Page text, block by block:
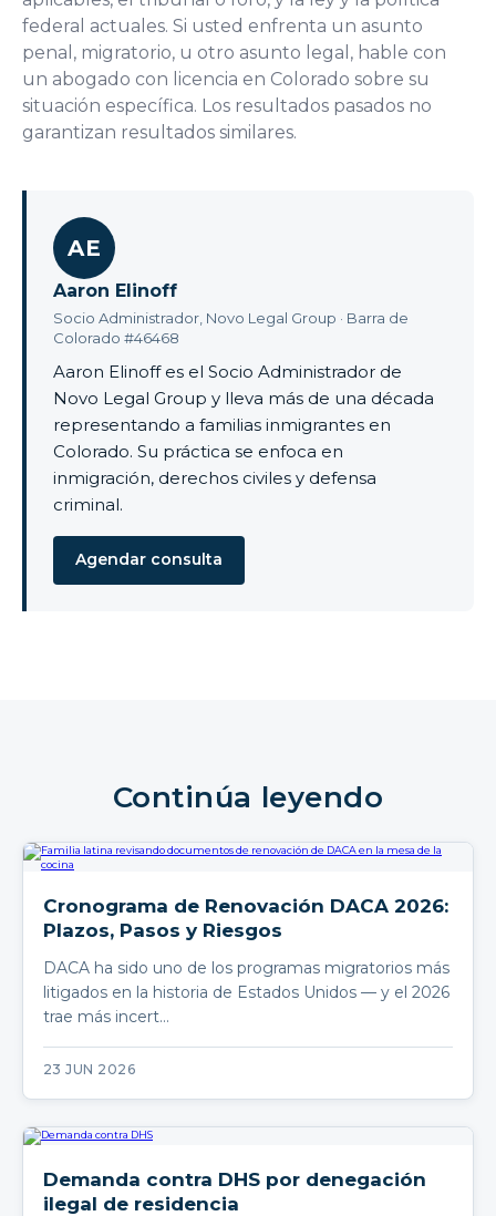
federal actuales. Si usted enfrenta un asunto
penal, migratorio, u otro asunto legal, hable con
un abogado con licencia en Colorado sobre su
situación específica. Los resultados pasados no
garantizan resultados similares.
AE
Aaron Elinoff
Socio Administrador, Novo Legal Group · Barra de
Colorado #46468
Aaron Elinoff es el Socio Administrador de
Novo Legal Group y lleva más de una década
representando a familias inmigrantes en
Colorado. Su práctica se enfoca en
inmigración, derechos civiles y defensa
criminal.
Agendar consulta
Continúa leyendo
Cronograma de Renovación DACA 2026:
Plazos, Pasos y Riesgos
DACA ha sido uno de los programas migratorios más
litigados en la historia de Estados Unidos — y el 2026
trae más incert…
23 JUN 2026
Demanda contra DHS por denegación
ilegal de residencia